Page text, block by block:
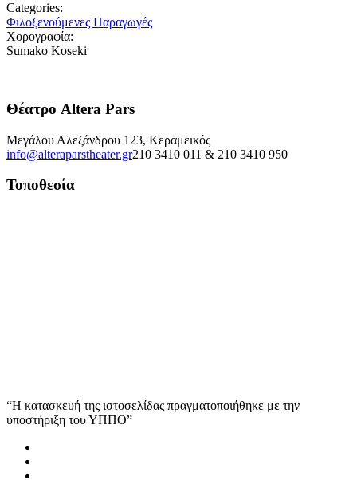
Categories:
Φιλοξενούμενες Παραγωγές
Χορογραφία:
Sumako Koseki
Θέατρο Altera Pars
Μεγάλου Αλεξάνδρου 123, Κεραμεικός
info@alteraparstheater.gr210 3410 011 & 210 3410 950
Τοποθεσία
“Η κατασκευή της ιστοσελίδας πραγματοποιήθηκε με την
υποστήριξη του ΥΠΠΟ”